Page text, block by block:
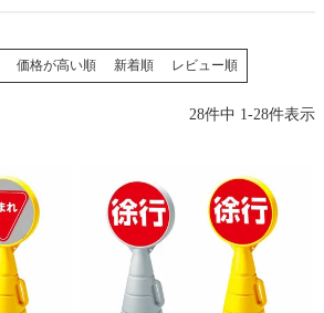
価格が高い順 新着順 レビュー順
28件中 1 -28件表示